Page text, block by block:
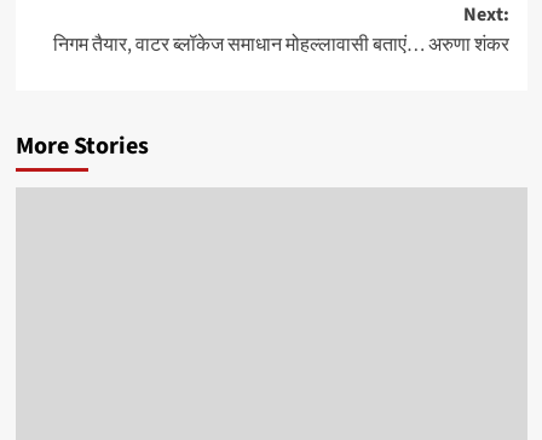
Next:
निगम तैयार, वाटर ब्लॉकेज समाधान मोहल्लावासी बताएं… अरुणा शंकर
More Stories